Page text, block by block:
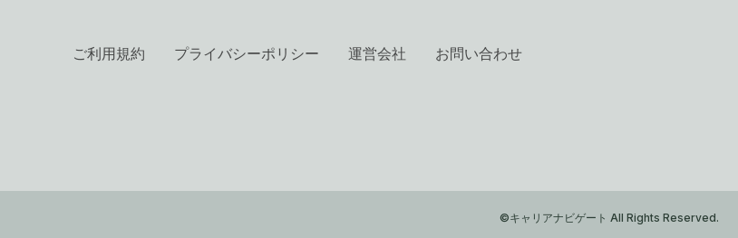
ご利用規約 プライバシーポリシー 運営会社 お問い合わせ
©キャリアナビゲート All Rights Reserved.